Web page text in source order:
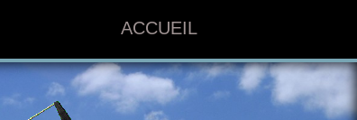
ACCUEIL